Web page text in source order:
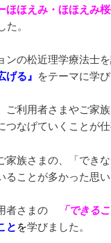
ほほえみ・ほほえみ
。
の松近理学療法士を
る』 をテーマに学び
ご利用者さまやご家
なげていくことが仕
家族さまの、「でき
ことが多かった思い
者さまの 「でき
とを学びました。